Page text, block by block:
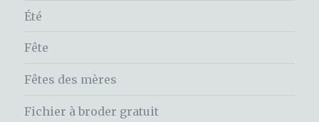
Été
Fête
Fêtes des mères
Fichier à broder gratuit